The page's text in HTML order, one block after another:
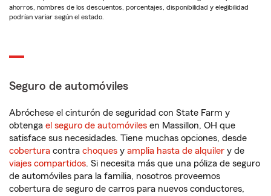
ahorros, nombres de los descuentos, porcentajes, disponibilidad y elegibilidad
podrían variar según el estado.
Seguro de automóviles
Abróchese el cinturón de seguridad con State Farm y
obtenga el seguro de automóviles en Massillon, OH que
satisface sus necesidades. Tiene muchas opciones, desde
cobertura contra choques y amplia hasta de alquiler y de
viajes compartidos. Si necesita más que una póliza de seguro
de automóviles para la familia, nosotros proveemos
cobertura de seguro de carros para nuevos conductores,